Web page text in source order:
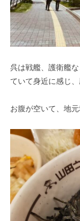
呉は戦艦、護衛艦
ていて身近に感じ、
お腹が空いて、地